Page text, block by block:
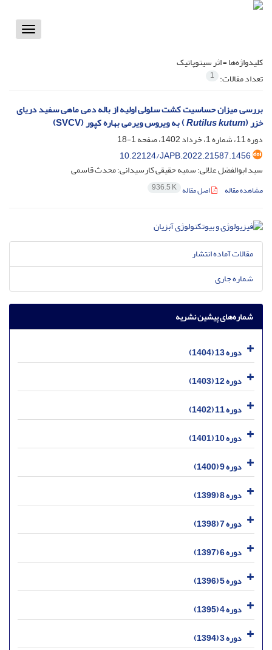
Toggle
کلیدواژه‌ها =اثر سیتوپاتیک
تعداد مقالات: 1
بررسی میزان حساسیت کشت سلولی اولیه از باله دمی ماهی سفید دریای
خزر (Rutilus kutum) به ویروس ویرمی بهاره کپور (SVCV)
دوره 11، شماره 1، خرداد 1402، صفحه
1-18
10.22124/JAPB.2022.21587.1456
سید ابوالفضل علائی؛ سمیه حقیقی کارسیدانی؛ محدث قاسمی
مشاهده مقاله اصل مقاله 936.5 K
مقالات آماده انتشار
شماره جاری
شماره‌های پیشین نشریه
دوره 13 (1404)
دوره 12 (1403)
دوره 11 (1402)
دوره 10 (1401)
دوره 9 (1400)
دوره 8 (1399)
دوره 7 (1398)
دوره 6 (1397)
دوره 5 (1396)
دوره 4 (1395)
دوره 3 (1394)